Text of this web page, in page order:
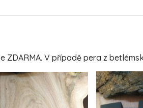
V případě pera z